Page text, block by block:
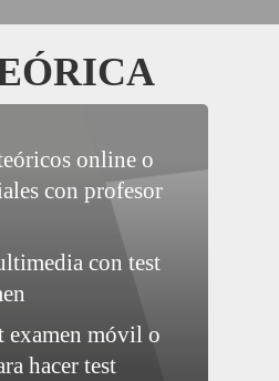
online o
con profesor
con test
examen móvil o
hacer test